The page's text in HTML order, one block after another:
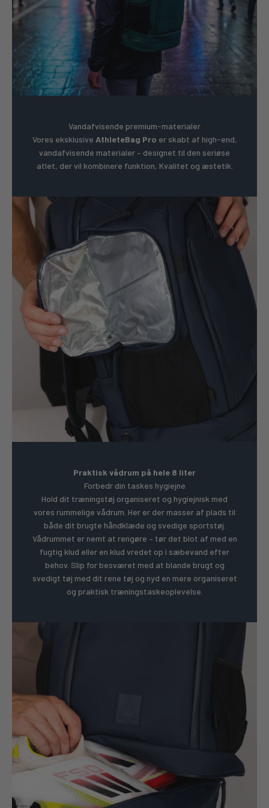
Vandafvisende premium-materialer
Vores eksklusive AthleteBag Pro er skabt af high-end,
vandafvisende materialer – designet til den seriøse
atlet, der vil kombinere funktion, Kvalitet og æstetik.
Praktisk vådrum på hele 8 liter
Forbedr din taskes hygiejne
Hold dit træningstøj organiseret og hygiejnisk med
vores rummelige vådrum. Her er der masser af plads til
både dit brugte håndklæde og svedige sportstøj.
Vådrummet er nemt at rengøre – tør det blot af med en
fugtig klud eller en klud vredet op i sæbevand efter
behov. Slip for besværet med at blande brugt og
svedigt tøj med dit rene tøj og nyd en mere organiseret
og praktisk træningstaskeoplevelse.